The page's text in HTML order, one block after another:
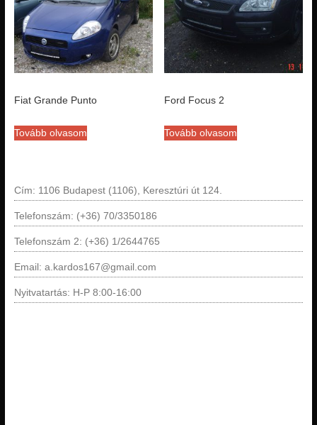
Fiat Grande Punto
Tovább olvasom
Ford Focus 2
Tovább olvasom
Cím: 1106 Budapest (1106), Keresztúri út 124.
Telefonszám: (+36) 70/3350186
Telefonszám 2: (+36) 1/2644765
Email: a.kardos167@gmail.com
Nyitvatartás: H-P 8:00-16:00